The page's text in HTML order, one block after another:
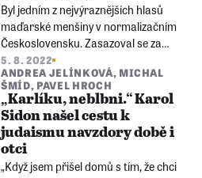
Byl jedním z nejvýraznějších hlasů
maďarské menšiny v normalizačním
Československu. Zasazoval se za
práva Maďarů, ale i za ta obecně
lidská. Opakovaně vězněný disident – a
nakonec i signatář Charty 77 – zemřel
30. prosince 2022.
5. 8. 2022
ANDREA JELÍNKOVÁ, MICHAL
ŠMÍD, PAVEL HROCH
„Karlíku, neblbni.“ Karol
Sidon našel cestu k
judaismu navzdory době i
otci
„Když jsem přišel domů s tím, že chci